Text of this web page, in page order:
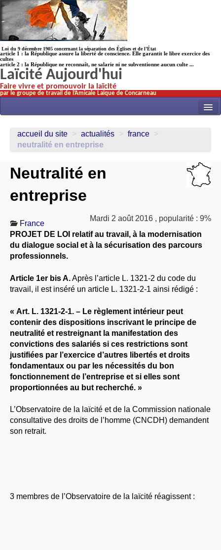
Loi du 9 décembre 1905 concernant la séparation des Églises et de l’État
article 1 : la République assure la liberté de conscience. Elle garantit le libre exercice des
cultes
article 2 : la République ne reconnaît, ne salarie ni ne subventionne aucun culte ...
Laïcité Aujourd'hui
Faire vivre et promouvoir la laïcité
par le groupe de travail de l’Amicale Laïque de Concarneau
ACTUALITÉS
ÉCOLES
HISTOIRE(s)
À PROPOS
LIBRES OPINIONS
* [ connexion Adhérents ]
accueil du site > actualités > france >
neutralité en entreprise
Neutralité en
entreprise
Mardi 2 août 2016 , popularité : 9%
France
PROJET DE LOI relatif au travail, à la modernisation
du dialogue social et à la sécurisation des parcours
professionnels.
Article 1er bis A.Après l’article L. 1321-2 du code du
travail, il est inséré un article L. 1321-2-1 ainsi rédigé :
« Art. L. 1321-2-1. – Le règlement intérieur peut
contenir des dispositions inscrivant le principe de
neutralité et restreignant la manifestation des
convictions des salariés si ces restrictions sont
justifiées par l’exercice d’autres libertés et droits
fondamentaux ou par les nécessités du bon
fonctionnement de l’entreprise et si elles sont
proportionnées au but recherché. »
L’Observatoire de la laïcité et de la Commission nationale
consultative des droits de l’homme (CNCDH) demandent
son retrait.
3 membres de l’Observatoire de la laïcité réagissent :